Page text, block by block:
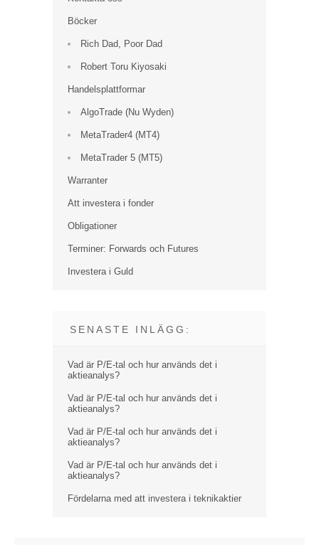
Böcker
Rich Dad, Poor Dad
Robert Toru Kiyosaki
Handelsplattformar
AlgoTrade (Nu Wyden)
MetaTrader4 (MT4)
MetaTrader 5 (MT5)
Warranter
Att investera i fonder
Obligationer
Terminer: Forwards och Futures
Investera i Guld
SENASTE INLÄGG:
Vad är P/E-tal och hur används det i
aktieanalys?
Vad är P/E-tal och hur används det i
aktieanalys?
Vad är P/E-tal och hur används det i
aktieanalys?
Vad är P/E-tal och hur används det i
aktieanalys?
Fördelarna med att investera i teknikaktier